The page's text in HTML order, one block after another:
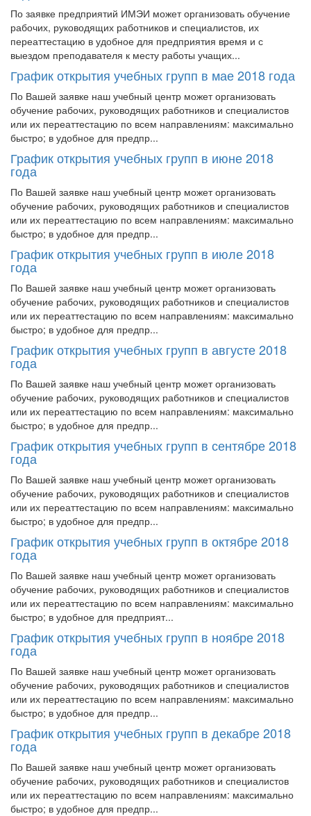
По заявке предприятий ИМЭИ может организовать обучение
рабочих, руководящих работников и специалистов, их
переаттестацию в удобное для предприятия время и с
выездом преподавателя к месту работы учащих...
График открытия учебных групп в мае 2018 года
По Вашей заявке наш учебный центр может организовать
обучение рабочих, руководящих работников и специалистов
или их переаттестацию по всем направлениям: максимально
быстро; в удобное для предпр...
График открытия учебных групп в июне 2018
года
По Вашей заявке наш учебный центр может организовать
обучение рабочих, руководящих работников и специалистов
или их переаттестацию по всем направлениям: максимально
быстро; в удобное для предпр...
График открытия учебных групп в июле 2018
года
По Вашей заявке наш учебный центр может организовать
обучение рабочих, руководящих работников и специалистов
или их переаттестацию по всем направлениям: максимально
быстро; в удобное для предпр...
График открытия учебных групп в августе 2018
года
По Вашей заявке наш учебный центр может организовать
обучение рабочих, руководящих работников и специалистов
или их переаттестацию по всем направлениям: максимально
быстро; в удобное для предпр...
График открытия учебных групп в сентябре 2018
года
По Вашей заявке наш учебный центр может организовать
обучение рабочих, руководящих работников и специалистов
или их переаттестацию по всем направлениям: максимально
быстро; в удобное для предпр...
График открытия учебных групп в октябре 2018
года
По Вашей заявке наш учебный центр может организовать
обучение рабочих, руководящих работников и специалистов
или их переаттестацию по всем направлениям: максимально
быстро; в удобное для предприят...
График открытия учебных групп в ноябре 2018
года
По Вашей заявке наш учебный центр может организовать
обучение рабочих, руководящих работников и специалистов
или их переаттестацию по всем направлениям: максимально
быстро; в удобное для предпр...
График открытия учебных групп в декабре 2018
года
По Вашей заявке наш учебный центр может организовать
обучение рабочих, руководящих работников и специалистов
или их переаттестацию по всем направлениям: максимально
быстро; в удобное для предпр...